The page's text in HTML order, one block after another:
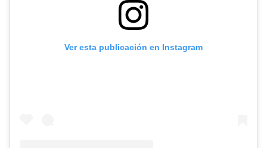
Ver esta publicación en Instagram